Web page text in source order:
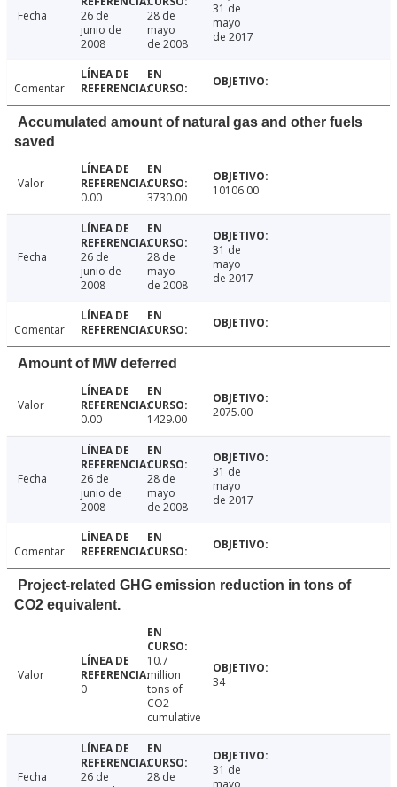
Fecha
26 de
junio de
2008
28 de
mayo
de 2008
31 de
mayo
de 2017
Comentar
Accumulated amount of natural gas and other fuels
saved
Valor
0.00
3730.00 10106.00
Fecha
26 de
junio de
2008
28 de
mayo
de 2008
31 de
mayo
de 2017
Comentar
Amount of MW deferred
Valor
0.00
1429.00 2075.00
Fecha
26 de
junio de
2008
28 de
mayo
de 2008
31 de
mayo
de 2017
Comentar
Project-related GHG emission reduction in tons of
CO2 equivalent.
Valor
0
10.7
million
tons of
CO2
cumulative
34
Fecha
26 de
28 de
31 de